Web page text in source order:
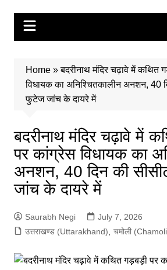
Home»बदरीनाथ मंदिर चढ़ावे में कथित
विधायक का अनिश्चितकालीन अनशन, 40
फुटेज जांच के दायरे में
बदरीनाथ मंदिर चढ़ावे में
पर कांग्रेस विधायक का
अनशन, 40 दिन की
जांच के दायरे में
Saurabh Negi
July 7, 2026
उत्तराखण्ड (Uttarakhand)
चमोली